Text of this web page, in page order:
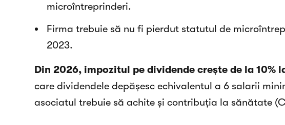
microîntreprinderi.
Firma trebuie să nu fi pierdut statutul de
2023.
Din 2026, impozitul pe dividende crește de la 10%
care dividendele depășesc echivalentul a 6 salarii
asociatul trebuie să achite și contribuția la sănătate